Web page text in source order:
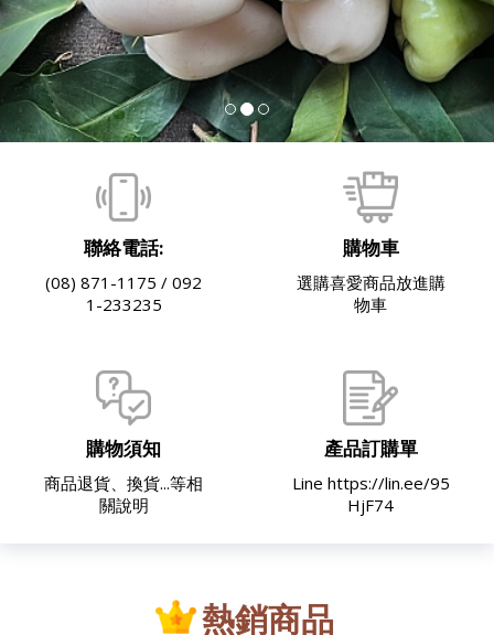
聯絡電話:
(08) 871-1175 / 092
1-233235
購物車
選購喜愛商品放進購
物車
購物須知
商品退貨、換貨...等相
關說明
產品訂購單
Line https://lin.ee/95
HjF74
熱銷商品